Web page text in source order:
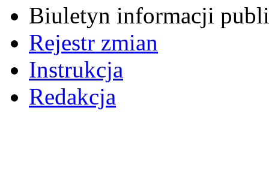
Biuletyn informacji
Rejestr zmian
Instrukcja
Redakcja